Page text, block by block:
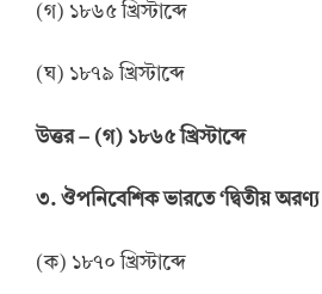
(গ) ১৮৬৫ খ্রিস্টাব্দে
(ঘ) ১৮৭৯ খ্রিস্টাব্দে
উত্তর– (গ) ১৮৬৫ খ্রিস্টাব্দে
৩. ঔপনিবেশিক ভারতে ‘দ্বিতীয়
(ক) ১৮৭০ খ্রিস্টাব্দে